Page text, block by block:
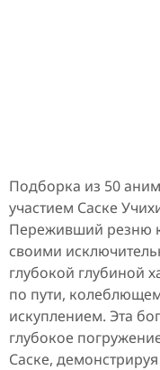
Подборка из 50
участием Саске
Переживший резню
своими
глубокой глубиной
по пути,
искуплением. Эта
глубокое
Саске,